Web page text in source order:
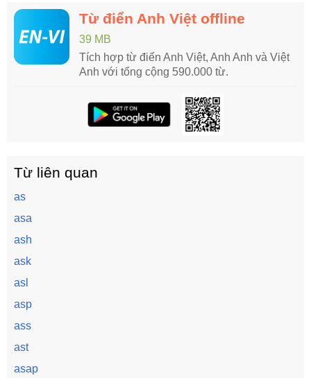
Từ điển Anh Việt offline
39 MB
Tích hợp từ điển Anh Việt, Anh Anh và Việt
Anh với tổng cộng 590.000 từ.
Từ liên quan
as
asa
ash
ask
asl
asp
ass
ast
asap